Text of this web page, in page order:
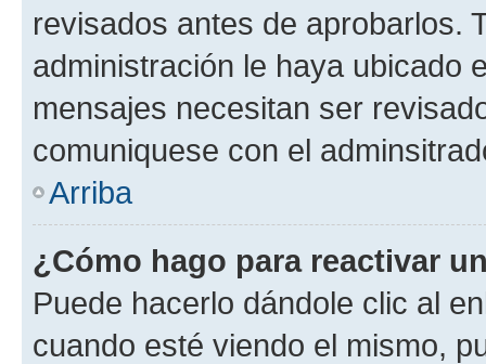
revisados antes de aprobarlos.
administración le haya ubicado
mensajes necesitan ser
comuniquese con el
Arriba
¿Cómo hago para reactivar
Puede hacerlo dándole clic al
cuando esté viendo el mismo,